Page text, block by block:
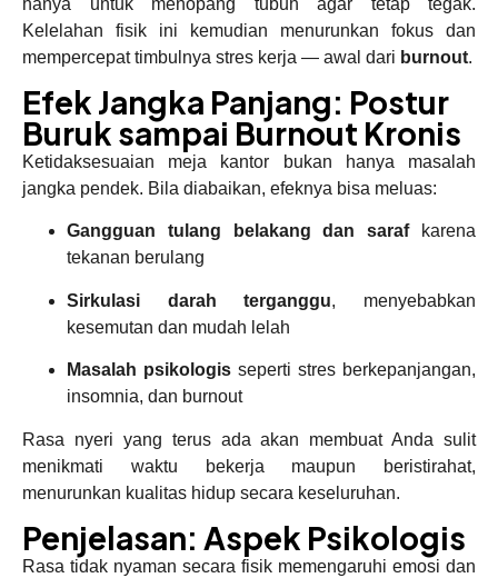
Kelelahan fisik ini kemudian menurunkan fokus dan
mempercepat timbulnya stres kerja — awal dari burnout.
Efek Jangka Panjang: Postur
Buruk sampai Burnout Kronis
Ketidaksesuaian meja kantor bukan hanya masalah
jangka pendek. Bila diabaikan, efeknya bisa meluas:
Gangguan tulang belakang dan sarafkarena
tekanan berulang
Sirkulasi darah terganggu, menyebabkan
kesemutan dan mudah lelah
Masalah psikologis seperti stres berkepanjangan,
insomnia, dan burnout
Rasa nyeri yang terus ada akan membuat Anda sulit
menikmati waktu bekerja maupun beristirahat,
menurunkan kualitas hidup secara keseluruhan.
Penjelasan: Aspek Psikologis
Rasa tidak nyaman secara fisik memengaruhi emosi dan